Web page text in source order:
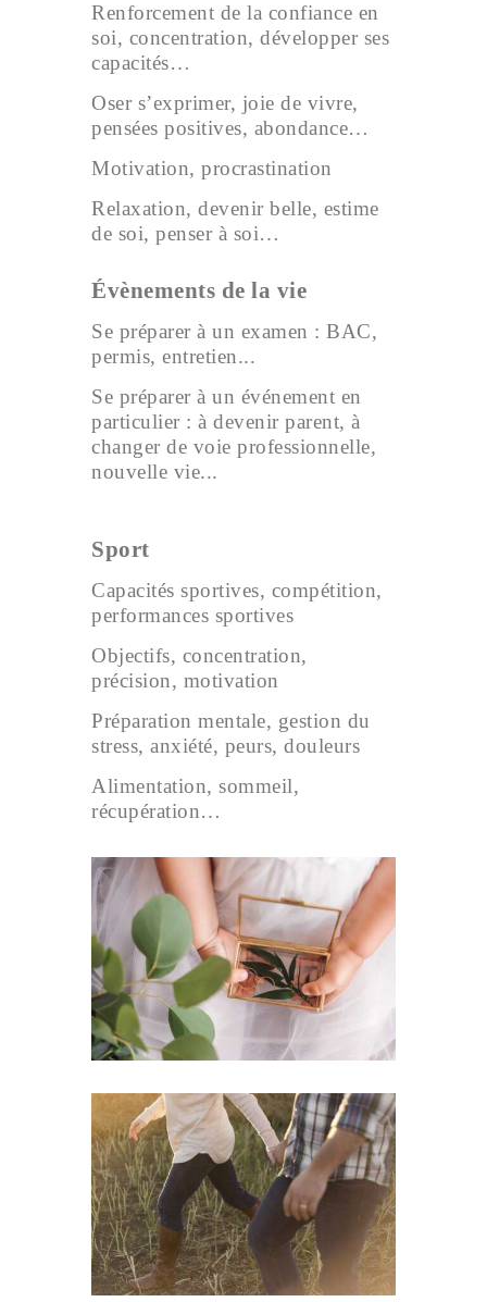
Renforcement de la confiance en
soi, concentration, développer ses
capacités…
Oser s’exprimer, joie de vivre,
pensées positives, abondance…
Motivation, procrastination
Relaxation, devenir belle, estime
de soi, penser à soi…
Évènements de la vie
Se préparer à un examen : BAC,
permis, entretien...
Se préparer à un événement en
particulier : à devenir parent, à
changer de voie professionnelle,
nouvelle vie...
Sport
Capacités sportives, compétition,
performances sportives
Objectifs, concentration,
précision, motivation
Préparation mentale, gestion du
stress, anxiété, peurs, douleurs
Alimentation, sommeil,
récupération…